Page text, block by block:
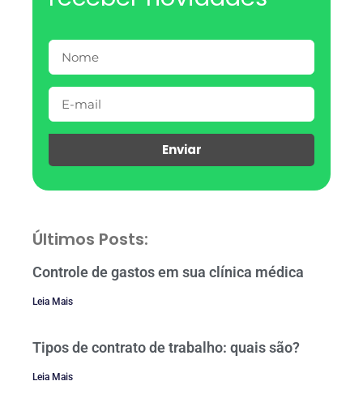
Enviar
Últimos Posts:
Controle de gastos em sua clínica médica
Leia Mais
Tipos de contrato de trabalho: quais são?
Leia Mais